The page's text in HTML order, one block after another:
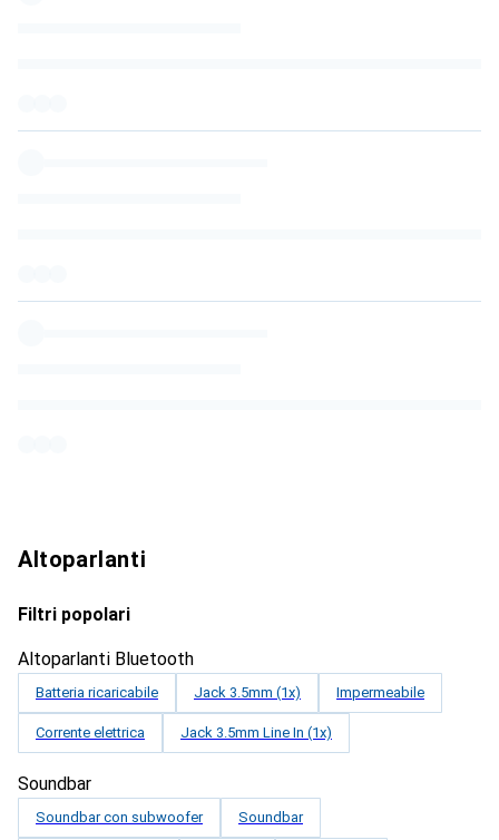
Altoparlanti
Filtri popolari
Altoparlanti Bluetooth
Batteria ricaricabile Jack 3.5mm (1x) Impermeabile
Corrente elettrica Jack 3.5mm Line In (1x)
Soundbar
Soundbar con subwoofer Soundbar